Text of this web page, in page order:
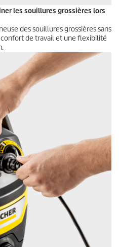
les souillures grossières lors
des souillures grossières sans
de travail et une flexibilité